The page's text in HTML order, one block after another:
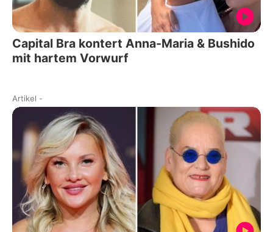
Capital Bra kontert Anna-Maria & Bushido
mit hartem Vorwurf
Artikel -